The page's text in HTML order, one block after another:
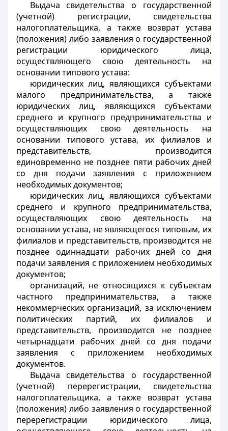
Выдача свидетельства о государственной
(учетной) регистрации, свидетельства
налогоплательщика, а также возврат устава
(положения) либо заявления о государственной
регистрации юридического лица,
осуществляющего свою деятельность на
основании типового устава:
юридических лиц, являющихся субъектами
малого предпринимательства, а также
юридических лиц, являющихся субъектами
среднего и крупного предпринимательства и
осуществляющих свою деятельность на
основании типового устава, их филиалов и
представительств, производится
единовременно не позднее пяти рабочих дней
со дня подачи заявления с приложением
необходимых документов;
юридических лиц, являющихся субъектами
среднего и крупного предпринимательства,
осуществляющих свою деятельность на
основании устава, не являющегося типовым, их
филиалов и представительств, производится не
позднее одиннадцати рабочих дней со дня
подачи заявления с приложением необходимых
документов;
организаций, не относящихся к субъектам
частного предпринимательства, а также
некоммерческих организаций, за исключением
политических партий, их филиалов и
представительств, производится не позднее
четырнадцати рабочих дней со дня подачи
заявления с приложением необходимых
документов.
Выдача свидетельства о государственной
(учетной) перерегистрации, свидетельства
налогоплательщика, а также возврат устава
(положения) либо заявления о государственной
перерегистрации юридического лица,